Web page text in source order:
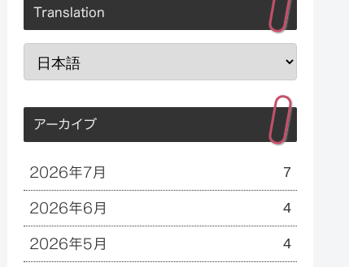
Translation
アーカイブ
2026年7月 7
2026年6月 4
2026年5月 4